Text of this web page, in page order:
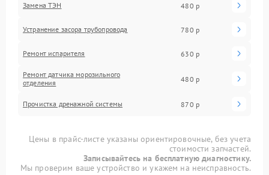
Замена ТЭН 480 р
Устранение засора трубопровода 780 р
Ремонт испарителя 630 р
Ремонт датчика морозильного
отделения
480 р
Прочистка дренажной системы 870 р
Цены в прайс-листе указаны ориентировочные, без учета
стоимости запчастей.
Записывайтесь на бесплатную диагностику.
Мы проверим ваше устройство и укажем на неисправность.